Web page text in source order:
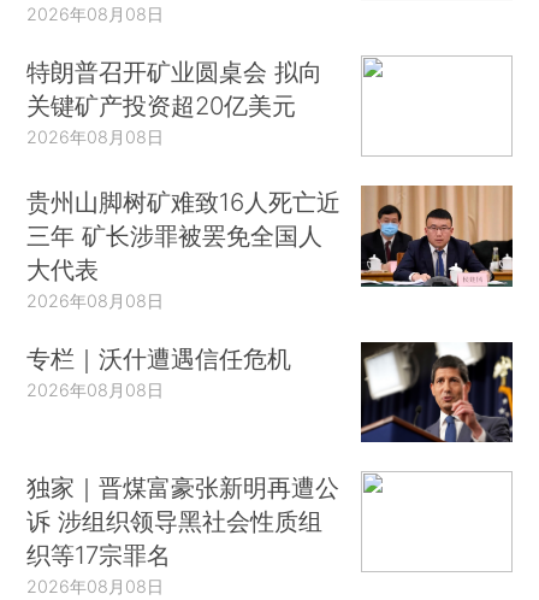
2026年08月08日
特朗普召开矿业圆桌会 拟向
关键矿产投资超20亿美元
2026年08月08日
贵州山脚树矿难致16人死亡近
三年 矿长涉罪被罢免全国人
大代表
2026年08月08日
专栏｜沃什遭遇信任危机
2026年08月08日
独家｜晋煤富豪张新明再遭公
诉 涉组织领导黑社会性质组
织等17宗罪名
2026年08月08日